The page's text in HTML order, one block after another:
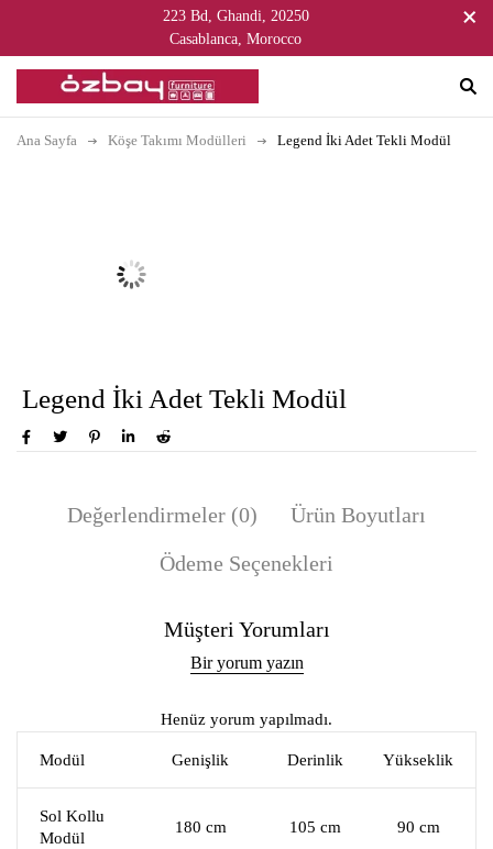
223 Bd, Ghandi, 20250
Casablanca, Morocco
Ana Sayfa Köşe Takımı Modülleri Legend İki Adet Tekli Modül
Legend İki Adet Tekli Modül
Değerlendirmeler (0)
Ürün Boyutları
Ödeme Seçenekleri
Müşteri Yorumları
Bir yorum yazın
Henüz yorum yapılmadı.
Modül Genişlik Derinlik Yükseklik
Sol Kollu
Modül
180 cm 105 cm 90 cm